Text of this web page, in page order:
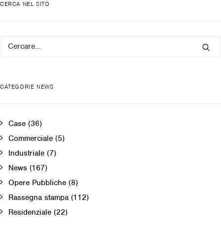
CERCA NEL SITO
CATEGORIE NEWS
Case (36)
Commerciale (5)
Industriale (7)
News (167)
Opere Pubbliche (8)
Rassegna stampa (112)
Residenziale (22)